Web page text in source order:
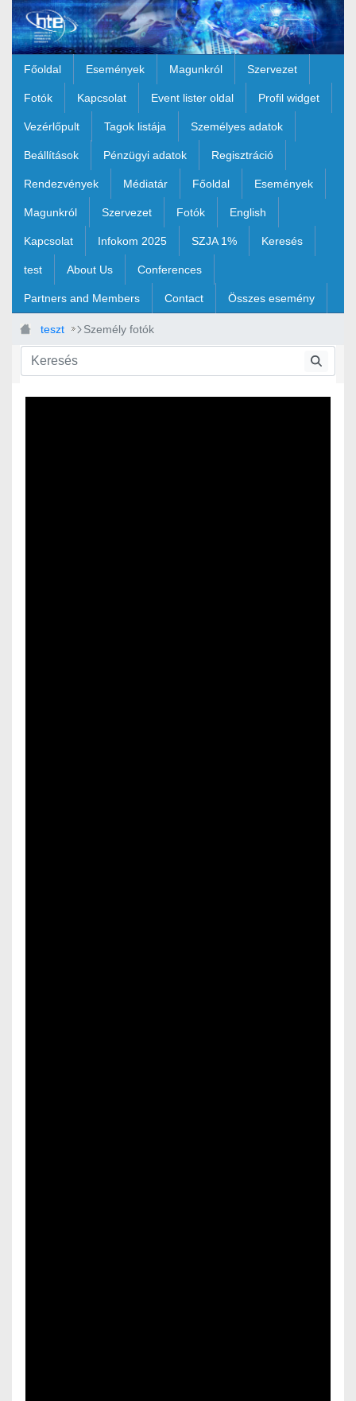
Ugrás a fő tartalomhoz
Főoldal Események Magunkról Szervezet
Fotók Kapcsolat Event lister oldal Profil widget
Vezérlőpult Tagok listája Személyes adatok
Beállítások Pénzügyi adatok Regisztráció
Rendezvények Médiatár Főoldal Események
Magunkról Szervezet Fotók English
Kapcsolat Infokom 2025 SZJA 1% Keresés
test About Us Conferences
Partners and Members Contact Összes esemény
teszt Személy fotók